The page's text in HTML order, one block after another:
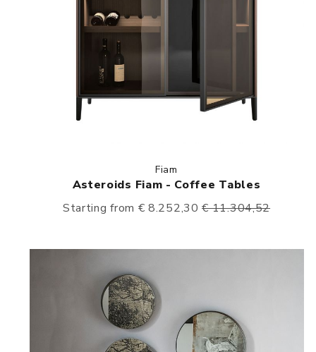
Fiam
Asteroids Fiam - Coffee Tables
Starting from € 8.252,30€ 11.304,52